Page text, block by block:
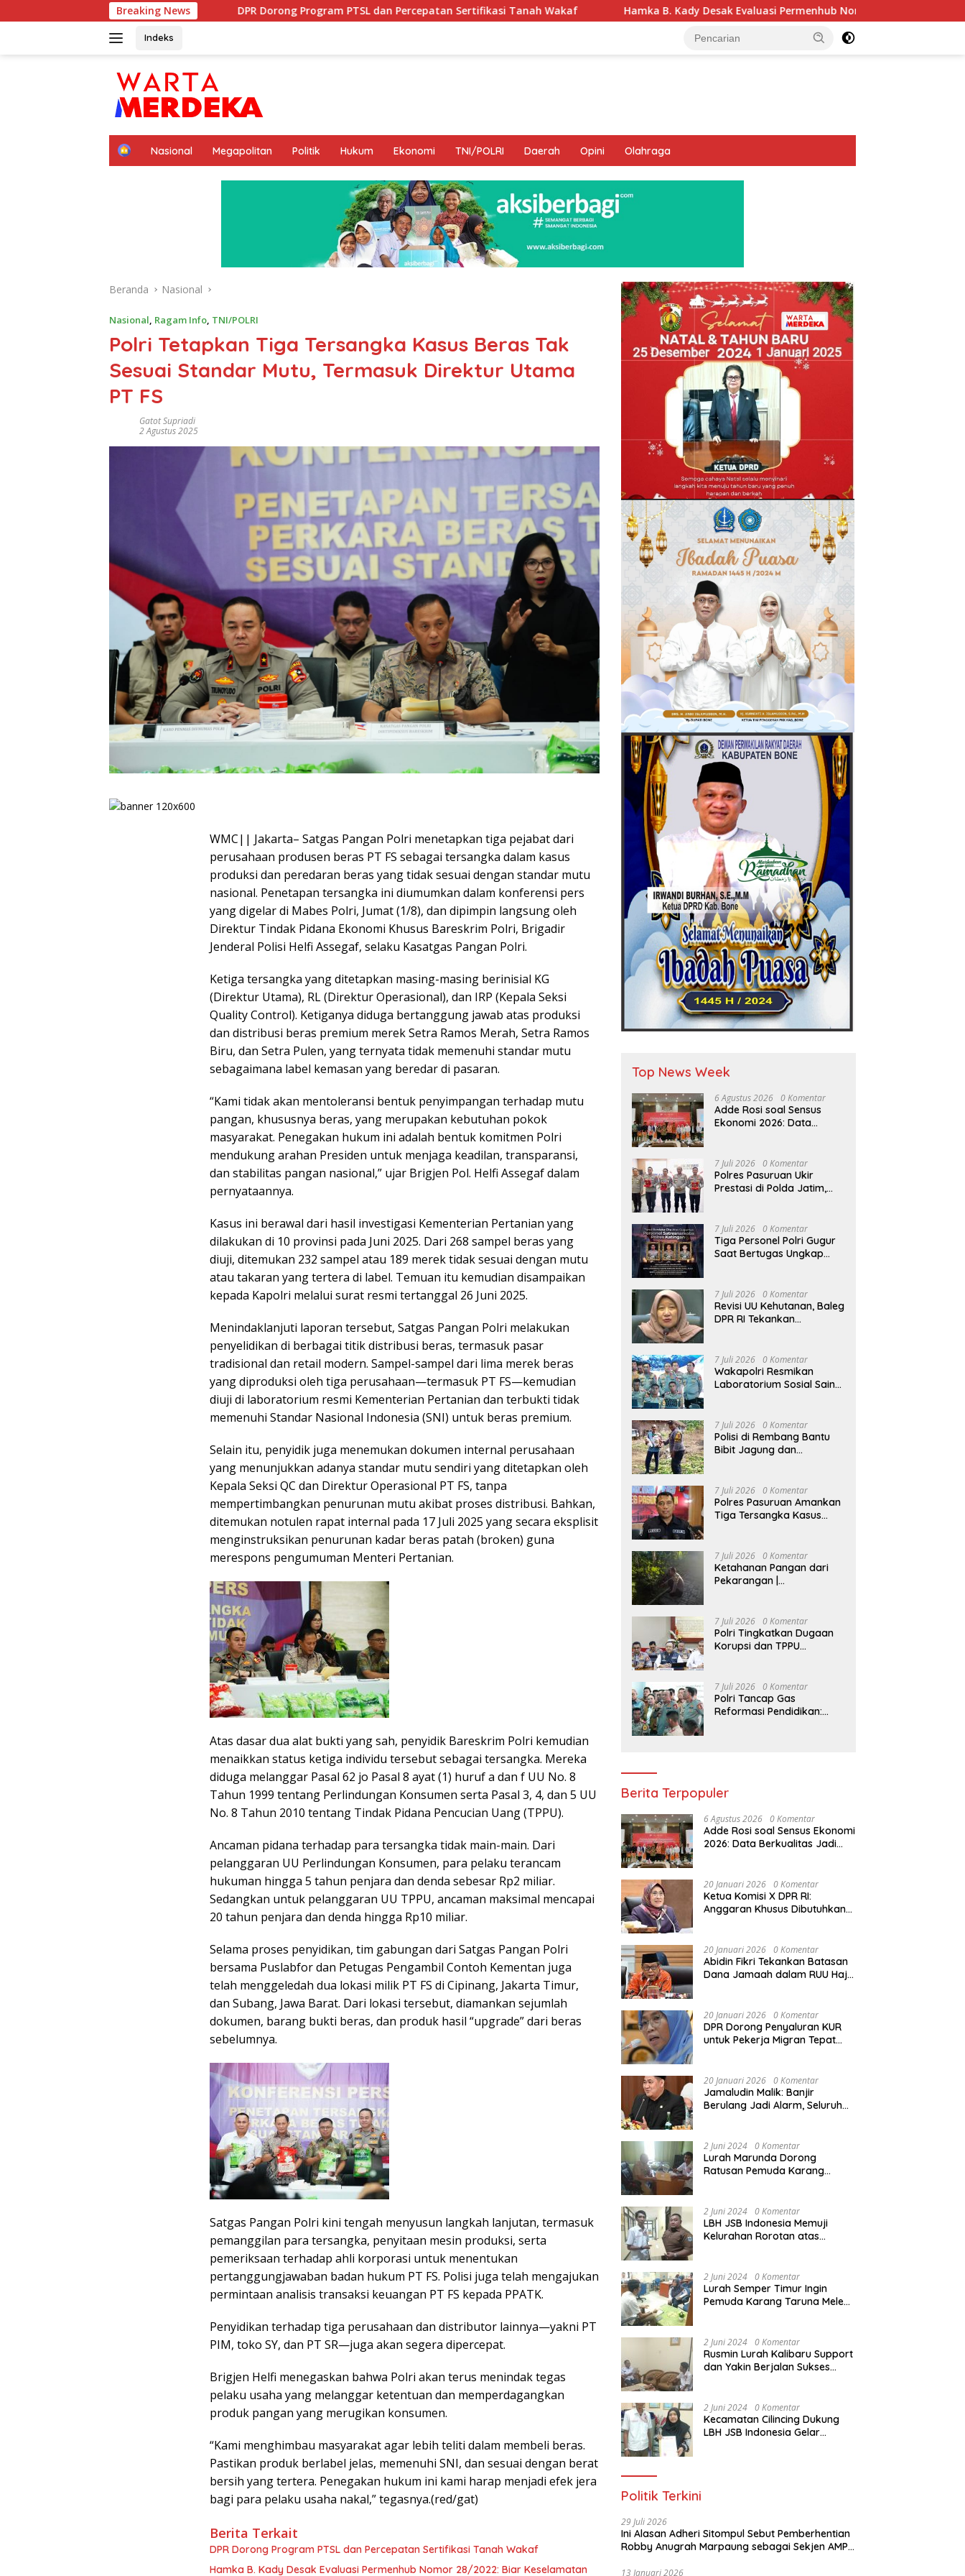
ke
Breaking News
DPR Dorong Program PTSL dan Percepatan Sertifikasi Tanah Wakaf Hamka B. Kady Desak Evaluasi Permenhub Nomor 28/2022: Biar Keselamatan Pelayaran
Indeks
H
Nasional Megapolitan Politik Hukum Ekonomi TNI/POLRI Daerah Opini Olahraga
Beranda Nasional
Nasional Ragam Info TNI/POLRI
Polri Tetapkan Tiga Tersangka Kasus Beras Tak
Sesuai Standar Mutu, Termasuk Direktur Utama
PT FS
Gatot Supriadi
2 Agustus 2025
WMC|| Jakarta– Satgas Pangan Polri menetapkan tiga pejabat dari
perusahaan produsen beras PT FS sebagai tersangka dalam kasus
produksi dan peredaran beras yang tidak sesuai dengan standar mutu
nasional. Penetapan tersangka ini diumumkan dalam konferensi pers
yang digelar di Mabes Polri, Jumat (1/8), dan dipimpin langsung oleh
Direktur Tindak Pidana Ekonomi Khusus Bareskrim Polri, Brigadir
Jenderal Polisi Helfi Assegaf, selaku Kasatgas Pangan Polri.
Ketiga tersangka yang ditetapkan masing-masing berinisial KG
(Direktur Utama), RL (Direktur Operasional), dan IRP (Kepala Seksi
Quality Control). Ketiganya diduga bertanggung jawab atas produksi
dan distribusi beras premium merek Setra Ramos Merah, Setra Ramos
Biru, dan Setra Pulen, yang ternyata tidak memenuhi standar mutu
sebagaimana label kemasan yang beredar di pasaran.
“Kami tidak akan mentoleransi bentuk penyimpangan terhadap mutu
pangan, khususnya beras, yang merupakan kebutuhan pokok
masyarakat. Penegakan hukum ini adalah bentuk komitmen Polri
mendukung arahan Presiden untuk menjaga keadilan, transparansi,
dan stabilitas pangan nasional,” ujar Brigjen Pol. Helfi Assegaf dalam
pernyataannya.
Kasus ini berawal dari hasil investigasi Kementerian Pertanian yang
dilakukan di 10 provinsi pada Juni 2025. Dari 268 sampel beras yang
diuji, ditemukan 232 sampel atau 189 merek tidak sesuai dengan mutu
atau takaran yang tertera di label. Temuan itu kemudian disampaikan
kepada Kapolri melalui surat resmi tertanggal 26 Juni 2025.
Menindaklanjuti laporan tersebut, Satgas Pangan Polri melakukan
penyelidikan di berbagai titik distribusi beras, termasuk pasar
tradisional dan retail modern. Sampel-sampel dari lima merek beras
yang diproduksi oleh tiga perusahaan—termasuk PT FS—kemudian
diuji di laboratorium resmi Kementerian Pertanian dan terbukti tidak
memenuhi Standar Nasional Indonesia (SNI) untuk beras premium.
Selain itu, penyidik juga menemukan dokumen internal perusahaan
yang menunjukkan adanya standar mutu sendiri yang ditetapkan oleh
Kepala Seksi QC dan Direktur Operasional PT FS, tanpa
mempertimbangkan penurunan mutu akibat proses distribusi. Bahkan,
ditemukan notulen rapat internal pada 17 Juli 2025 yang secara eksplisit
menginstruksikan penurunan kadar beras patah (broken) guna
merespons pengumuman Menteri Pertanian.
Atas dasar dua alat bukti yang sah, penyidik Bareskrim Polri kemudian
menaikkan status ketiga individu tersebut sebagai tersangka. Mereka
diduga melanggar Pasal 62 jo Pasal 8 ayat (1) huruf a dan f UU No. 8
Tahun 1999 tentang Perlindungan Konsumen serta Pasal 3, 4, dan 5 UU
No. 8 Tahun 2010 tentang Tindak Pidana Pencucian Uang (TPPU).
Ancaman pidana terhadap para tersangka tidak main-main. Dari
pelanggaran UU Perlindungan Konsumen, para pelaku terancam
hukuman hingga 5 tahun penjara dan denda sebesar Rp2 miliar.
Sedangkan untuk pelanggaran UU TPPU, ancaman maksimal mencapai
20 tahun penjara dan denda hingga Rp10 miliar.
Selama proses penyidikan, tim gabungan dari Satgas Pangan Polri
bersama Puslabfor dan Petugas Pengambil Contoh Kementan juga
telah menggeledah dua lokasi milik PT FS di Cipinang, Jakarta Timur,
dan Subang, Jawa Barat. Dari lokasi tersebut, diamankan sejumlah
dokumen, barang bukti beras, dan produk hasil “upgrade” dari beras
sebelumnya.
Satgas Pangan Polri kini tengah menyusun langkah lanjutan, termasuk
pemanggilan para tersangka, penyitaan mesin produksi, serta
pemeriksaan terhadap ahli korporasi untuk menentukan
pertanggungjawaban badan hukum PT FS. Polisi juga telah mengajukan
permintaan analisis transaksi keuangan PT FS kepada PPATK.
Penyidikan terhadap tiga perusahaan dan distributor lainnya—yakni PT
PIM, toko SY, dan PT SR—juga akan segera dipercepat.
Brigjen Helfi menegaskan bahwa Polri akan terus menindak tegas
pelaku usaha yang melanggar ketentuan dan memperdagangkan
produk pangan yang merugikan konsumen.
“Kami menghimbau masyarakat agar lebih teliti dalam membeli beras.
Pastikan produk berlabel jelas, memenuhi SNI, dan sesuai dengan berat
bersih yang tertera. Penegakan hukum ini kami harap menjadi efek jera
bagi para pelaku usaha nakal,” tegasnya.(red/gat)
Berita Terkait
DPR Dorong Program PTSL dan Percepatan Sertifikasi Tanah Wakaf
Hamka B. Kady Desak Evaluasi Permenhub Nomor 28/2022: Biar Keselamatan
Top News Week
6 Agustus 2026 0 Komentar
Adde Rosi soal Sensus
Ekonomi 2026: Data
7 Juli 2026 0 Komentar
Polres Pasuruan Ukir
Prestasi di Polda Jatim,
Ungkap Kasus
7 Juli 2026 0 Komentar
Tiga Personel Polri Gugur
Saat Bertugas Ungkap
Kenaikan Pangkat Luar
Biasa Anumerta
7 Juli 2026 0 Komentar
Revisi UU Kehutanan, Baleg
DPR RI Tekankan
Sepihak
7 Juli 2026 0 Komentar
Wakapolri Resmikan
Laboratorium Sosial Sains
7 Juli 2026 0 Komentar
Polisi di Rembang Bantu
Bibit Jagung dan
7 Juli 2026 0 Komentar
Polres Pasuruan Amankan
Tiga Tersangka Kasus
7 Juli 2026 0 Komentar
Ketahanan Pangan dari
Pekarangan |
Budidaya Singkong
7 Juli 2026 0 Komentar
Polri Tingkatkan Dugaan
Korupsi dan TPPU
Kerugian Negara
Diindikasikan Capai Rp5
Triliun
7 Juli 2026 0 Komentar
Polri Tancap Gas
Reformasi Pendidikan:
Berita Terpopuler
6 Agustus 2026 0 Komentar
Adde Rosi soal Sensus Ekonomi
2026: Data Berkualitas Jadi
20 Januari 2026 0 Komentar
Ketua Komisi X DPR RI:
Anggaran Khusus Dibutuhkan
Akibat Bencana
20 Januari 2026 0 Komentar
Abidin Fikri Tekankan Batasan
Dana Jamaah dalam RUU Haji
20 Januari 2026 0 Komentar
DPR Dorong Penyaluran KUR
untuk Pekerja Migran Tepat
PMI
20 Januari 2026 0 Komentar
Jamaludin Malik: Banjir
Berulang Jadi Alarm, Seluruh
2 Juni 2024 0 Komentar
Lurah Marunda Dorong
Ratusan Pemuda Karang
Paralegal Gratis Yang
Diadakan LBH JSB Indonesia
2 Juni 2024 0 Komentar
LBH JSB Indonesia Memuji
Kelurahan Rorotan atas
150 orang Pemuda Karang
Taruna di Jakarta Utara
2 Juni 2024 0 Komentar
Lurah Semper Timur Ingin
Pemuda Karang Taruna Melek
Diadakan LBH JSB Indonesia
2 Juni 2024 0 Komentar
Rusmin Lurah Kalibaru Support
dan Yakin Berjalan Sukses
Taruna di Jakarta Utara
2 Juni 2024 0 Komentar
Kecamatan Cilincing Dukung
LBH JSB Indonesia Gelar
Politik Terkini
29 Juli 2026
Ini Alasan Adheri Sitompul Sebut Pemberhentian
Robby Anugrah Marpaung sebagai Sekjen AMPI
13 Januari 2026